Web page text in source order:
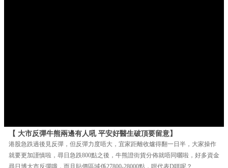
【 大市反彈牛熊兩邊有人吼 平安好醫生破頂要留意】
港股急跌過後見反彈，但反彈力度唔大，宜家距離收爐得翻一日半，大家操作
就要更加謹慎啦，尋日急跌800點之後，牛熊證街貨分佈就唔同曬啦，好多資金
尋日博大市反彈哦，而且貼價區域係27800-28000點，咁代表D咩呢？